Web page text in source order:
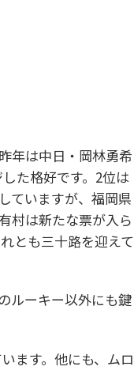
年は中日・岡林勇希
た格好です。2位は
ていますが、福岡県
村は新たな票が入ら
とも三十路を迎えて
ルーキー以外にも鍵
ます。他にも、ムロ